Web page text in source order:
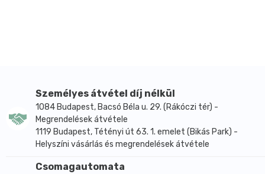
Személyes átvétel díj nélkül
1084 Budapest, Bacsó Béla u. 29. (Rákóczi tér) -
Megrendelések átvétele
1119 Budapest, Tétényi út 63. 1. emelet (Bikás Park) -
Helyszíni vásárlás és megrendelések átvétele
Csomagautomata